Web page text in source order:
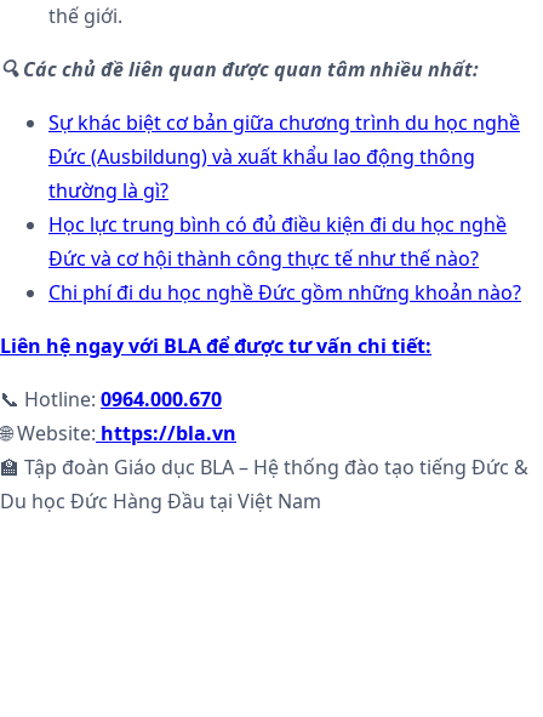
thế giới.
🔍 Các chủ đề liên quan được quan tâm nhiều nhất:
Sự khác biệt cơ bản giữa chương trình du học nghề
Đức (Ausbildung) và xuất khẩu lao động thông
thường là gì?
Học lực trung bình có đủ điều kiện đi du học nghề
Đức và cơ hội thành công thực tế như thế nào?
Chi phí đi du học nghề Đức gồm những khoản nào?
Liên hệ ngay với BLA để được tư vấn chi tiết:
📞 Hotline: 0964.000.670
🌐 Website: https://bla.vn
🏫 Tập đoàn Giáo dục BLA – Hệ thống đào tạo tiếng Đức &
Du học Đức Hàng Đầu tại Việt Nam